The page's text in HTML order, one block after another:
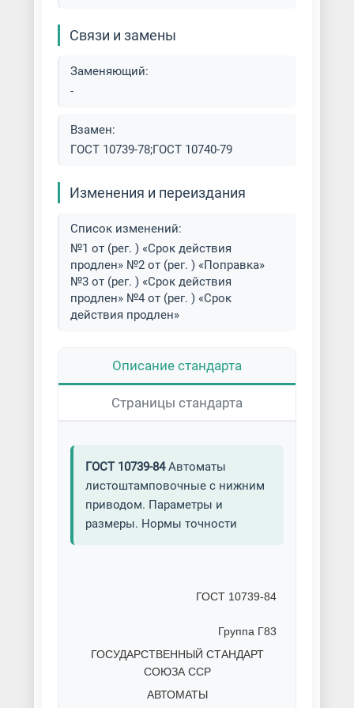
Связи и замены
Заменяющий:
-
Взамен:
ГОСТ 10739-78;ГОСТ 10740-79
Изменения и переиздания
Список изменений:
№1 от (рег. ) «Срок действия
продлен» №2 от (рег. ) «Поправка»
№3 от (рег. ) «Срок действия
продлен» №4 от (рег. ) «Срок
действия продлен»
Описание стандарта
Страницы стандарта
ГОСТ 10739-84Автоматы
листоштамповочные с нижним
приводом. Параметры и
размеры. Нормы точности